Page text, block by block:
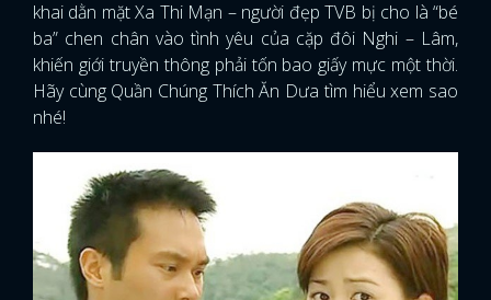
khai dằn mặt Xa Thi Mạn – người đẹp TVB bị cho là “bé
ba” chen chân vào tình yêu của cặp đôi Nghi – Lâm,
khiến giới truyền thông phải tốn bao giấy mực một thời.
Hãy cùng Quần Chúng Thích Ăn Dưa tìm hiểu xem sao
nhé!